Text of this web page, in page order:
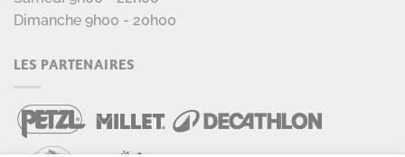
Dimanche 9h00 - 20h00
LES PARTENAIRES